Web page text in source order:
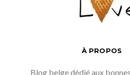
À PROPOS
Blog belge dédié aux